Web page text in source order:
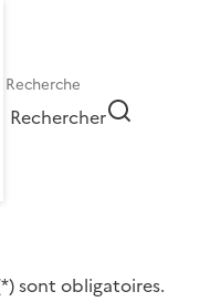
Rechercher
*) sont obligatoires.